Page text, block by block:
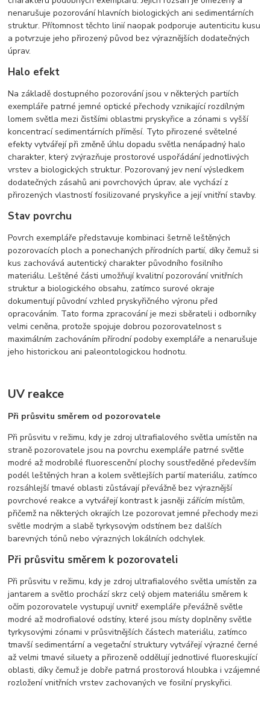
nenarušuje pozorování hlavních biologických ani sedimentárních
struktur. Přítomnost těchto linií naopak podporuje autenticitu kusu
a potvrzuje jeho přirozený původ bez výraznějších dodatečných
úprav.
Halo efekt
Na základě dostupného pozorování jsou v některých partiích
exempláře patrné jemné optické přechody vznikající rozdílným
lomem světla mezi čistšími oblastmi pryskyřice a zónami s vyšší
koncentrací sedimentárních příměsí. Tyto přirozené světelné
efekty vytvářejí při změně úhlu dopadu světla nenápadný halo
charakter, který zvýrazňuje prostorové uspořádání jednotlivých
vrstev a biologických struktur. Pozorovaný jev není výsledkem
dodatečných zásahů ani povrchových úprav, ale vychází z
přirozených vlastností fosilizované pryskyřice a její vnitřní stavby.
Stav povrchu
Povrch exempláře představuje kombinaci šetrně leštěných
pozorovacích ploch a ponechaných přírodních partií, díky čemuž si
kus zachovává autentický charakter původního fosilního
materiálu. Leštěné části umožňují kvalitní pozorování vnitřních
struktur a biologického obsahu, zatímco surové okraje
dokumentují původní vzhled pryskyřičného výronu před
opracováním. Tato forma zpracování je mezi sběrateli i odborníky
velmi ceněna, protože spojuje dobrou pozorovatelnost s
maximálním zachováním přírodní podoby exempláře a nenarušuje
jeho historickou ani paleontologickou hodnotu.
UV reakce
Při průsvitu směrem od pozorovatele
Při průsvitu v režimu, kdy je zdroj ultrafialového světla umístěn na
straně pozorovatele jsou na povrchu exempláře patrné světle
modré až modrobílé fluorescenční plochy soustředěné především
podél leštěných hran a kolem světlejších partií materiálu, zatímco
rozsáhlejší tmavé oblasti zůstávají převážně bez výraznější
povrchové reakce a vytvářejí kontrast k jasněji zářícím místům,
přičemž na některých okrajích lze pozorovat jemné přechody mezi
světle modrým a slabě tyrkysovým odstínem bez dalších
barevných tónů nebo výrazných lokálních odchylek.
Při průsvitu směrem k pozorovateli
Při průsvitu v režimu, kdy je zdroj ultrafialového světla umístěn za
jantarem a světlo prochází skrz celý objem materiálu směrem k
očím pozorovatele vystupují uvnitř exempláře převážně světle
modré až modrofialové odstíny, které jsou místy doplněny světle
tyrkysovými zónami v průsvitnějších částech materiálu, zatímco
tmavší sedimentární a vegetační struktury vytvářejí výrazné černé
až velmi tmavé siluety a přirozeně oddělují jednotlivé fluoreskující
oblasti, díky čemuž je dobře patrná prostorová hloubka i vzájemné
rozložení vnitřních vrstev zachovaných ve fosilní pryskyřici.